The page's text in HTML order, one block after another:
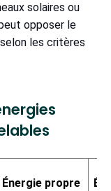
solaires ou
opposer le
les critères
Énergie propre